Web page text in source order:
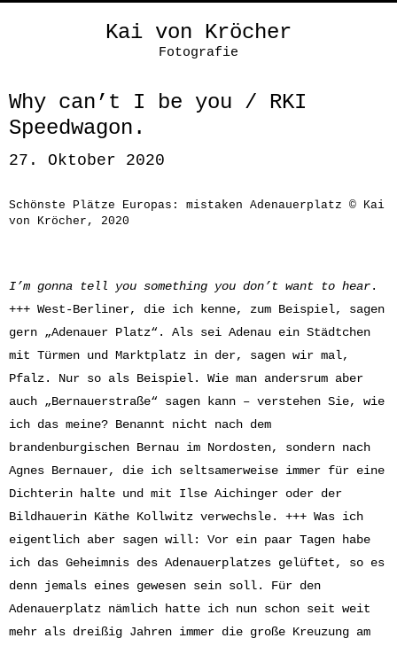
Kai von Kröcher
Fotografie
Why can’t I be you / RKI
Speedwagon.
27. Oktober 2020
Schönste Plätze Europas: mistaken Adenauerplatz © Kai
von Kröcher, 2020
I’m gonna tell you something you don’t want to hear.
+++ West-Berliner, die ich kenne, zum Beispiel, sagen
gern „Adenauer Platz“. Als sei Adenau ein Städtchen
mit Türmen und Marktplatz in der, sagen wir mal,
Pfalz. Nur so als Beispiel. Wie man andersrum aber
auch „Bernauerstraße“ sagen kann – verstehen Sie, wie
ich das meine? Benannt nicht nach dem
brandenburgischen Bernau im Nordosten, sondern nach
Agnes Bernauer, die ich seltsamerweise immer für eine
Dichterin halte und mit Ilse Aichinger oder der
Bildhauerin Käthe Kollwitz verwechsle. +++ Was ich
eigentlich aber sagen will: Vor ein paar Tagen habe
ich das Geheimnis des Adenauerplatzes gelüftet, so es
denn jemals eines gewesen sein soll. Für den
Adenauerplatz nämlich hatte ich nun schon seit weit
mehr als dreißig Jahren immer die große Kreuzung am